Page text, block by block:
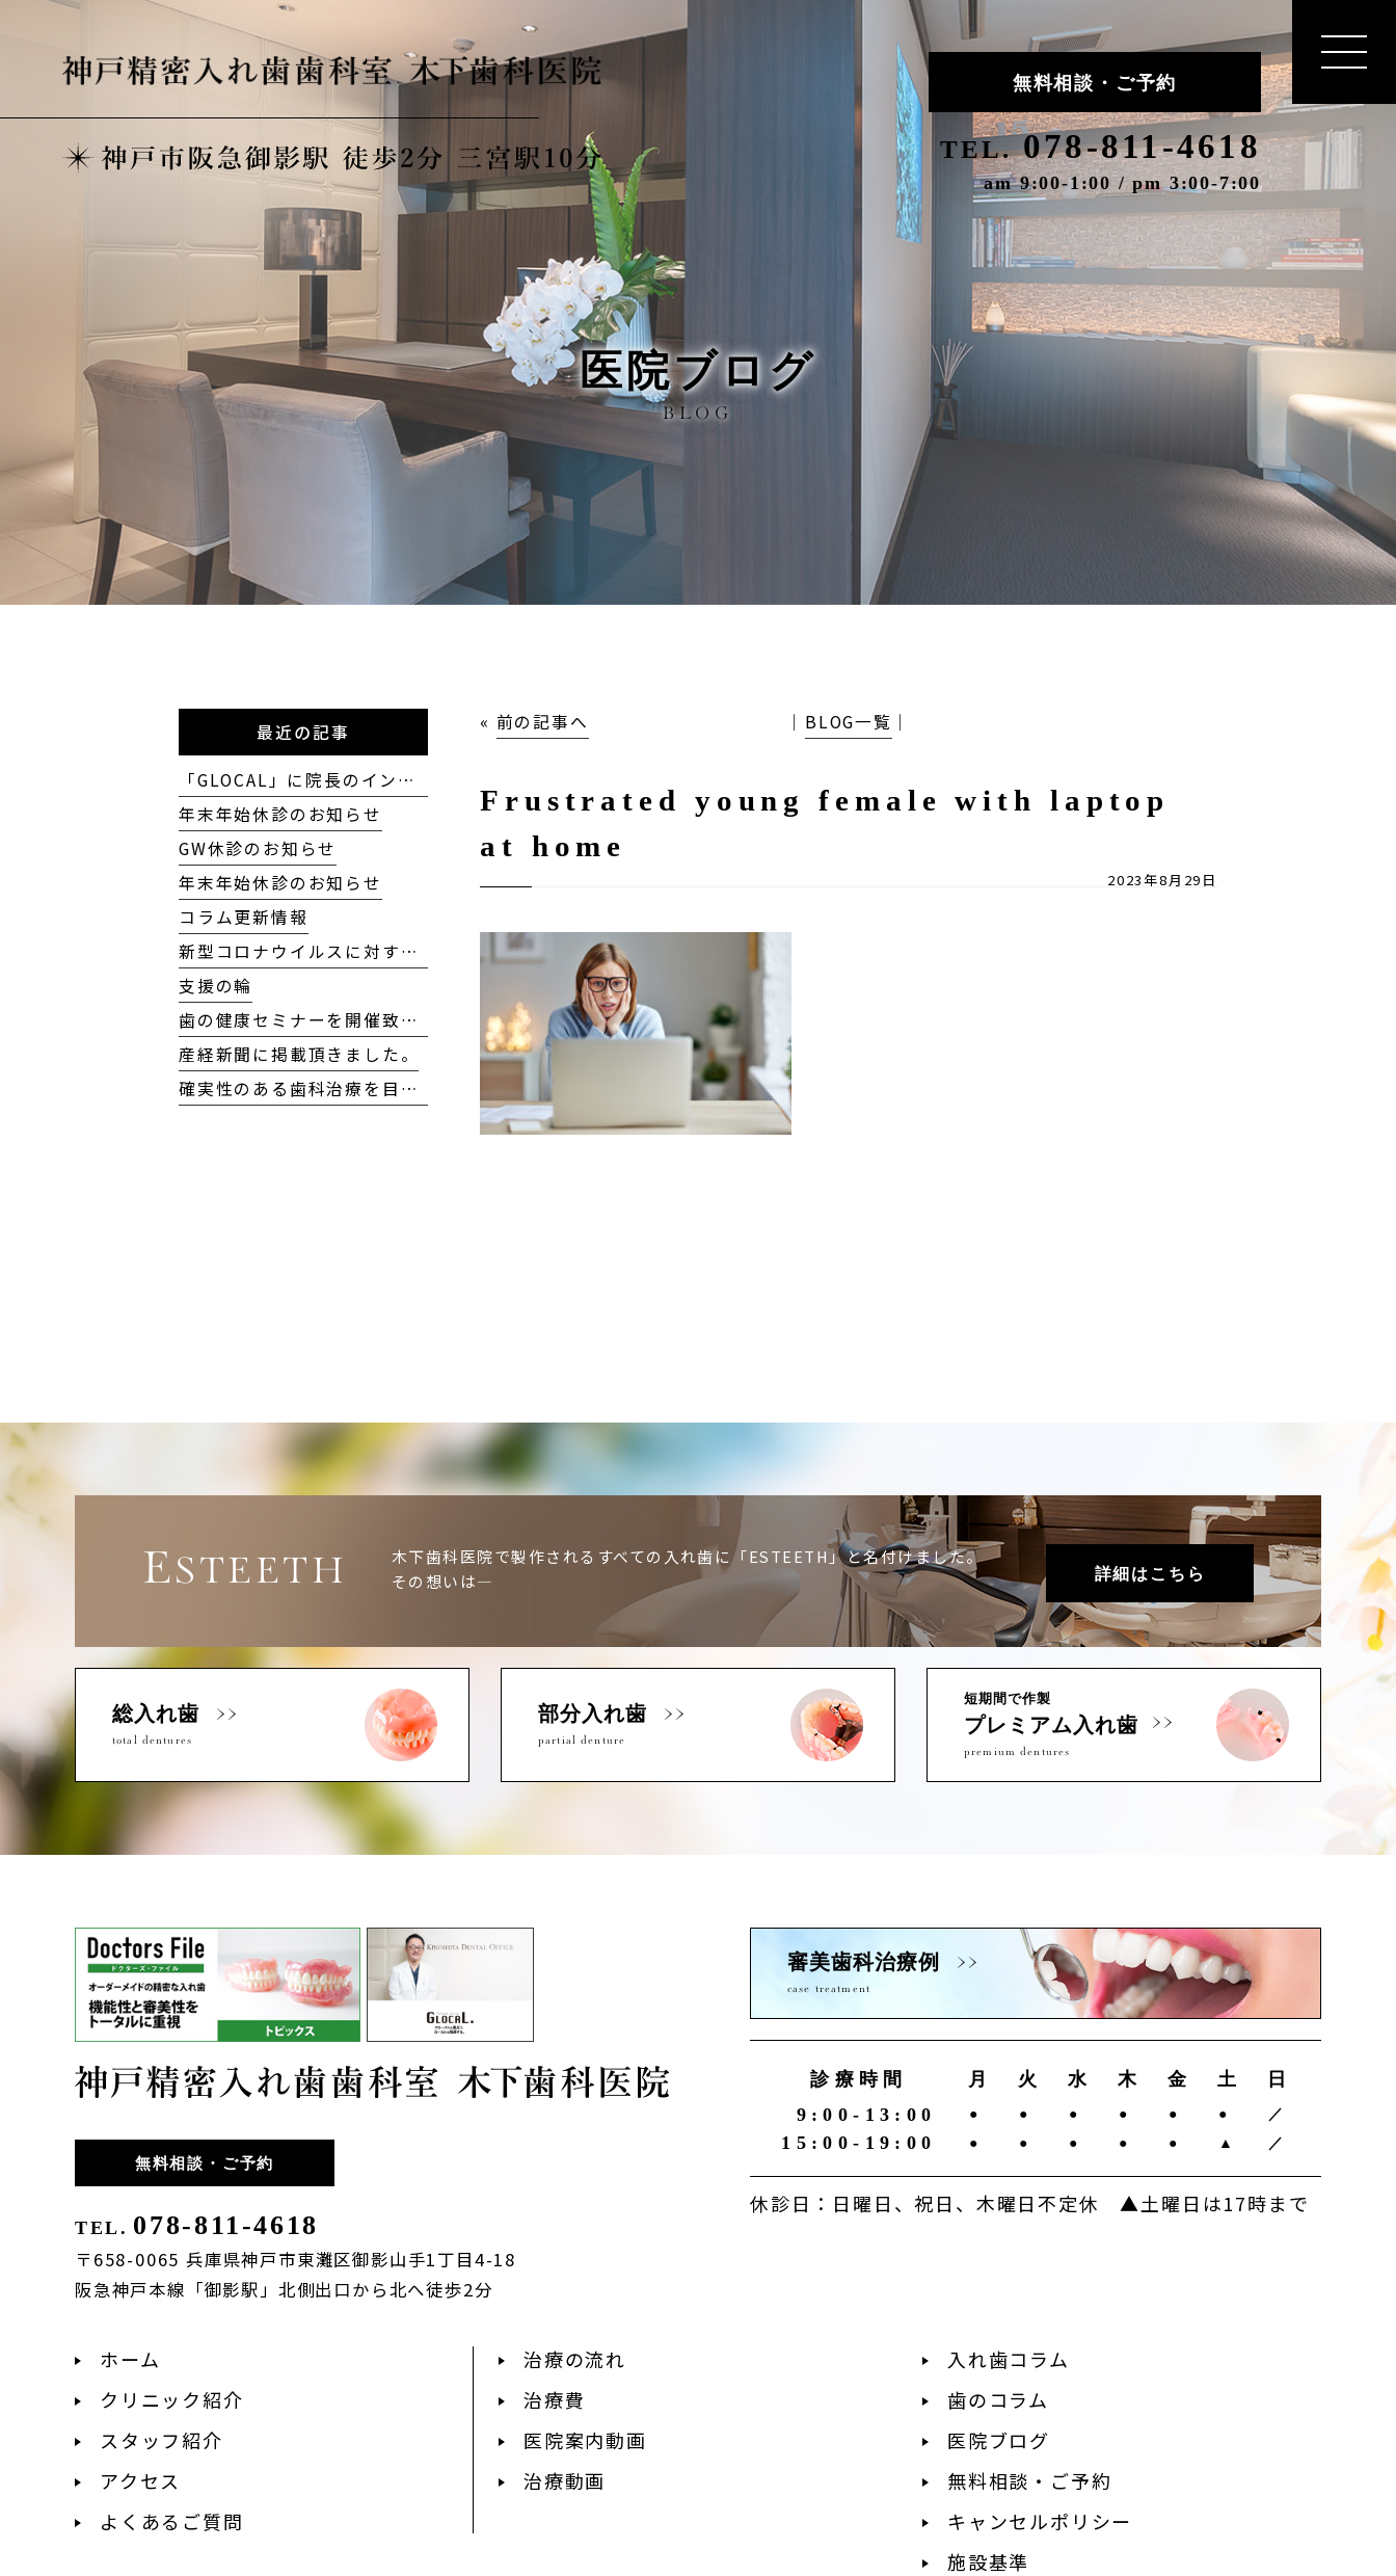
無料相談・ご予約
TEL. 078-811-4618
am 9:00-1:00 / pm 3:00-7:00
医院ブログ
BLOG
« 前の記事へ │ BLOG一覧 │
Frustrated young female with laptop
at home
2023年8月29日
最近の記事
「GLOCAL」に院長のインタビューが掲載されました
年末年始休診のお知らせ
GW休診のお知らせ
年末年始休診のお知らせ
コラム更新情報
新型コロナウイルスに対する当院の対応方針について
支援の輪
歯の健康セミナーを開催致しました！
産経新聞に掲載頂きました。
確実性のある歯科治療を目指して
ESTEETH
木下歯科医院で製作されるすべての入れ歯に「ESTEETH」と名付けました。
その想いは―
詳細はこちら
総入れ歯
total dentures
部分入れ歯
partial denture
短期間で作製
プレミアム入れ歯
premium dentures
無料相談・ご予約
TEL. 078-811-4618
〒658-0065 兵庫県神戸市東灘区御影山手1丁目4-18
阪急神戸本線「御影駅」北側出口から北へ徒歩2分
審美歯科治療例
case treatment
診療時間 月 火 水 木 金 土
日
9:00-13:00
● ● ● ● ● ● ／
15:00-19:00 ● ● ● ● ● ▲ ／
休診日：日曜日、祝日、木曜日不定休 ▲土曜日は17時まで
ホーム
クリニック紹介
スタッフ紹介
アクセス
よくあるご質問
治療の流れ
治療費
医院案内動画
治療動画
入れ歯コラム
歯のコラム
医院ブログ
無料相談・ご予約
キャンセルポリシー
施設基準